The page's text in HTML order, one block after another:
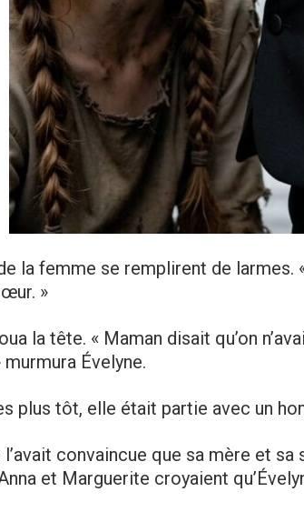
la femme se remplirent de larmes.
»
la tête. « Maman disait qu’on
Évelyne.
plus tôt, elle était partie avec un
convaincue que sa mère et sa
et Marguerite croyaient